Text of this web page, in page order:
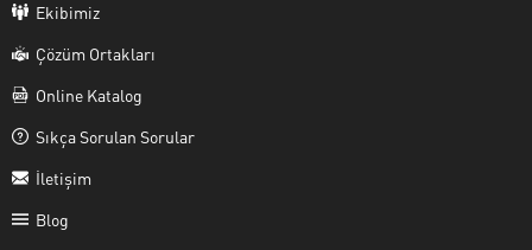
Ekibimiz
Çözüm Ortakları
Online Katalog
Sıkça Sorulan Sorular
İletişim
Blog